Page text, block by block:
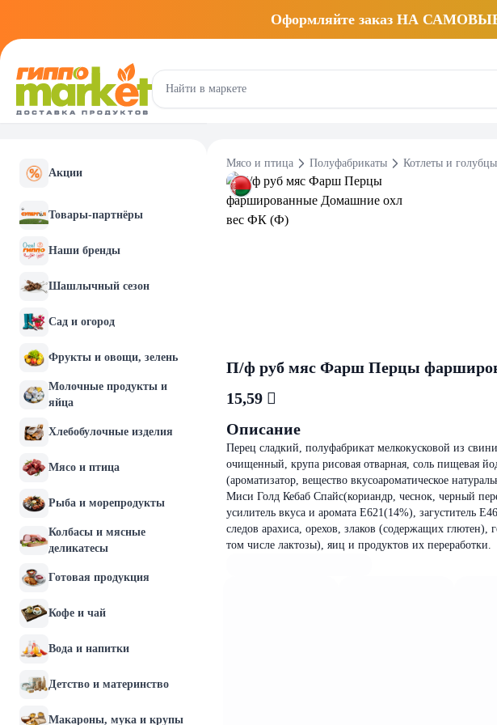
Оформляйте заказ НА
Акции
Товары-партнёры
Наши бренды
Шашлычный сезон
Сад и огород
Фрукты и овощи, зелень
Молочные продукты и
яйца
Хлебобулочные изделия
Мясо и птица
Рыба и морепродукты
Колбасы и мясные
деликатесы
Готовая продукция
Кофе и чай
Вода и напитки
Детство и материнство
Макароны, мука и крупы
Мясо и птица Полуфабрикаты Котлеты и голубцы
П/ф руб мяс Фарш Перцы
15,59 
Описание
Перец сладкий, полуфабрикат мелкокусковой из
очищенный, крупа рисовая отварная, соль пищевая
(ароматизатор, вещество вкусоароматическое
Миси Голд Кебаб Спайс(кориандр, чеснок, черный
усилитель вкуса и аромата Е621(14%), загуститель
следов арахиса, орехов, злаков (содержащих
том числе лактозы), яиц и продуктов их переработки.